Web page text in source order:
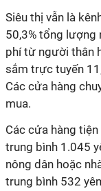
Siêu thị vẫn là
50,3% tổng lượng
phí từ người thân
sắm trực tuyến
Các cửa hàng
mua.
Các cửa hàng
trung bình 1.045
nông dân hoặc
trung bình 532